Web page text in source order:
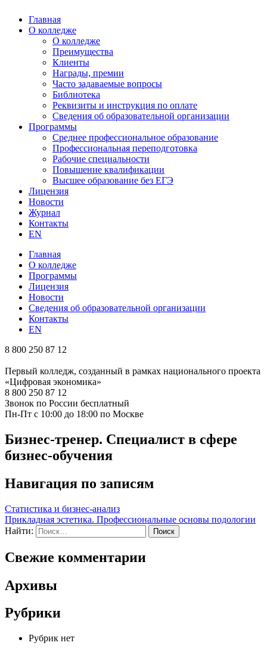
Главная
О колледже
О колледже
Преимущества
Клиенты
Награды, премии
Часто задаваемые вопросы
Библиотека
Реквизиты и инструкция по оплате
Сведения об образовательной организации
Программы
Среднее профессиональное образование
Профессиональная переподготовка
Рабочие специальности
Повышение квалификации
Высшее образование без ЕГЭ
Лицензия
Новости
Журнал
Контакты
EN
Главная
О колледже
Программы
Лицензия
Новости
Сведения об образовательной организации
Контакты
EN
8 800 250 87 12
Первый колледж, созданный в рамках национального проекта
«Цифровая экономика»
8 800 250 87 12
Звонок по России бесплатный
Пн-Пт с 10:00 до 18:00 по Москве
Бизнес-тренер. Специалист в сфере
бизнес-обучения
Навигация по записям
Статистика и бизнес-анализ
Прикладная эстетика. Профессиональные основы подологии
Найти:
Свежие комментарии
Архивы
Рубрики
Рубрик нет